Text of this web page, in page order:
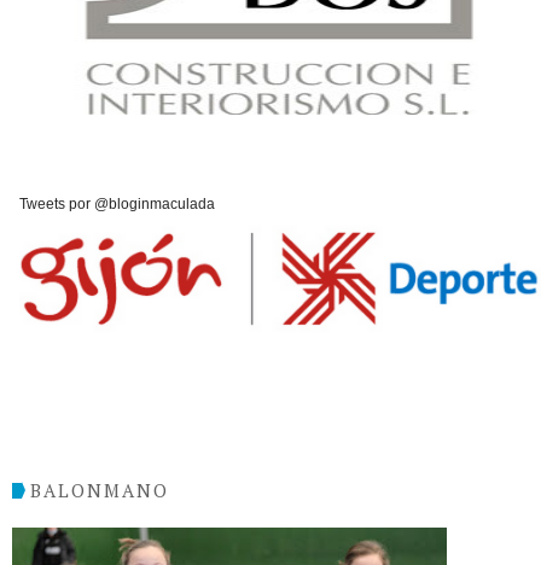
Tweets por @bloginmaculada
BALONMANO